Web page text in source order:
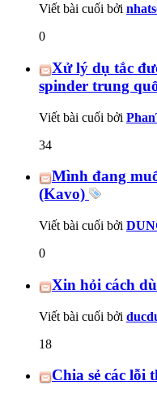
Viết bài cuối bởi
0
Xử lý dụ tắc
spinder trung
Viết bài cuối bởi
34
Mình đang
(Kavo)
Viết bài cuối bởi
0
Xin hỏi cách
Viết bài cuối bởi
18
Chia sẻ các lỗi